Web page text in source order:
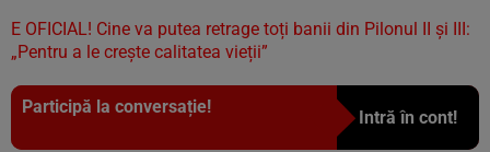
E OFICIAL! Cine va putea retrage toți banii din Pilonul II și III:
„Pentru a le crește calitatea vieții”
Participă la conversație!
Intră în cont!